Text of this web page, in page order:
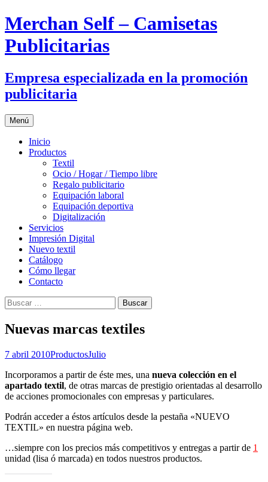
Merchan Self – Camisetas
Publicitarias
Empresa especializada en la promoción
publicitaria
Menú Saltar
al
contenido
Inicio
Productos
Textil
Ocio / Hogar / Tiempo libre
Regalo publicitario
Equipación laboral
Equipación deportiva
Digitalización
Servicios
Impresión Digital
Nuevo textil
Catálogo
Cómo llegar
Contacto
Buscar:
Nuevas marcas textiles
7 abril 2010ProductosJulio
Incorporamos a partir de éste mes, una nueva colección en el
apartado textil, de otras marcas de prestigio orientadas al desarrollo
de acciones promocionales con empresas y particulares.
Podrán acceder a éstos artículos desde la pestaña «NUEVO
TEXTIL» en nuestra página web.
…siempre con los precios más competitivos y entregas a partir de 1
unidad (lisa ó marcada) en todos nuestros productos.